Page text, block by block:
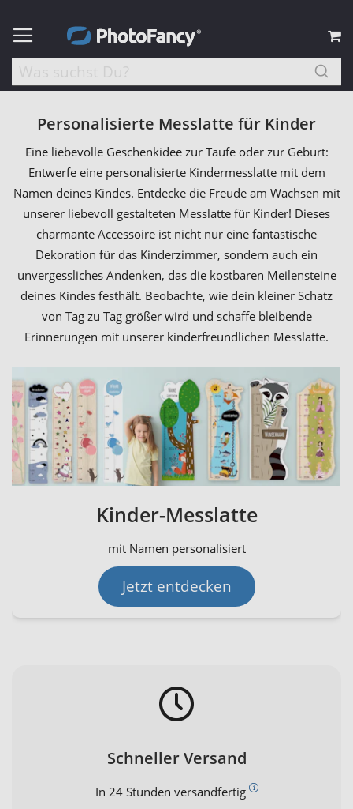
Personalisierte Messlatte für Kinder
Eine liebevolle Geschenkidee zur Taufe oder zur Geburt:
Entwerfe eine personalisierte Kindermesslatte mit dem
Namen deines Kindes. Entdecke die Freude am Wachsen mit
unserer liebevoll gestalteten Messlatte für Kinder! Dieses
charmante Accessoire ist nicht nur eine fantastische
Dekoration für das Kinderzimmer, sondern auch ein
unvergessliches Andenken, das die kostbaren Meilensteine
deines Kindes festhält. Beobachte, wie dein kleiner Schatz
von Tag zu Tag größer wird und schaffe bleibende
Erinnerungen mit unserer kinderfreundlichen Messlatte.
Kinder-Messlatte
mit Namen personalisiert
Jetzt entdecken
Schneller Versand
In 24 Stunden versandfertig